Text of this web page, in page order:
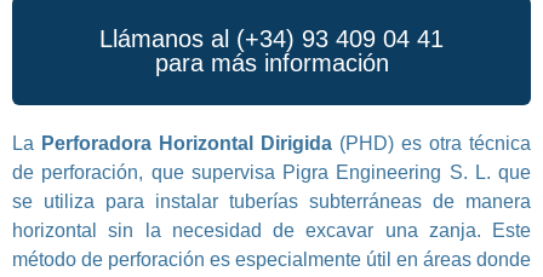
Llámanos al (+34) 93 409 04 41
para más información
La Perforadora Horizontal Dirigida (PHD) es otra técnica
de perforación, que supervisa Pigra Engineering S. L. que
se utiliza para instalar tuberías subterráneas de manera
horizontal sin la necesidad de excavar una zanja. Este
método de perforación es especialmente útil en áreas donde